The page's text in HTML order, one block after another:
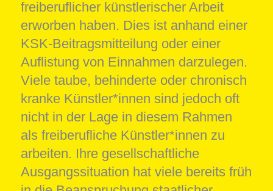
freiberuflicher künstlerischer Arbeit
erworben haben. Dies ist anhand einer
KSK-Beitragsmitteilung oder einer
Auflistung von Einnahmen darzulegen.
Viele taube, behinderte oder chronisch
kranke Künstler*innen sind jedoch oft
nicht in der Lage in diesem Rahmen
als freiberufliche Künstler*innen zu
arbeiten. Ihre gesellschaftliche
Ausgangssituation hat viele bereits früh